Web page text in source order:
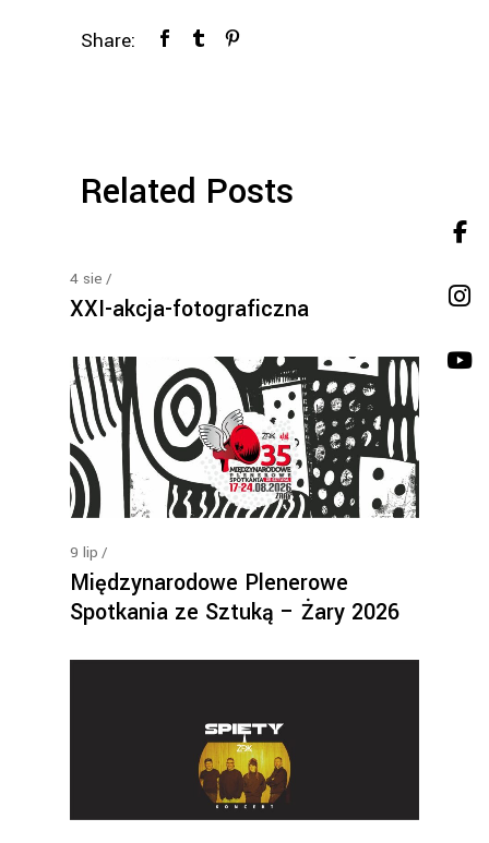
Share:
Related Posts
4 sie
XXI-akcja-fotograficzna
9 lip
Międzynarodowe Plenerowe
Spotkania ze Sztuką – Żary 2026